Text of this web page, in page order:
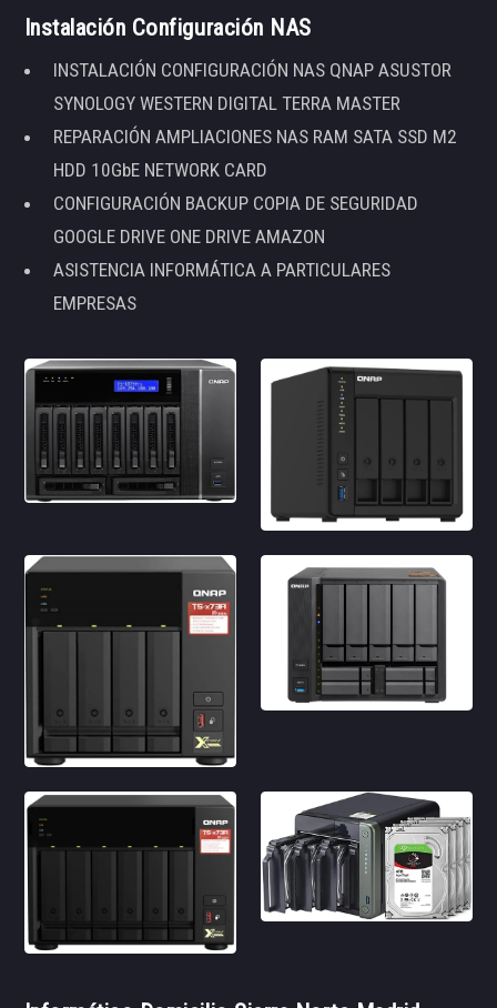
Instalación Configuración NAS
INSTALACIÓN CONFIGURACIÓN NAS QNAP ASUSTOR
SYNOLOGY WESTERN DIGITAL TERRA MASTER
REPARACIÓN AMPLIACIONES NAS RAM SATA SSD M2
HDD 10GbE NETWORK CARD
CONFIGURACIÓN BACKUP COPIA DE SEGURIDAD
GOOGLE DRIVE ONE DRIVE AMAZON
ASISTENCIA INFORMÁTICA A PARTICULARES
EMPRESAS